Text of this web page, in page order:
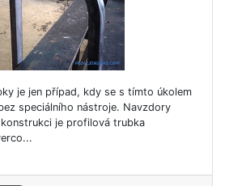
je jen případ, kdy se s tímto úkolem
speciálního nástroje. Navzdory
je profilová trubka